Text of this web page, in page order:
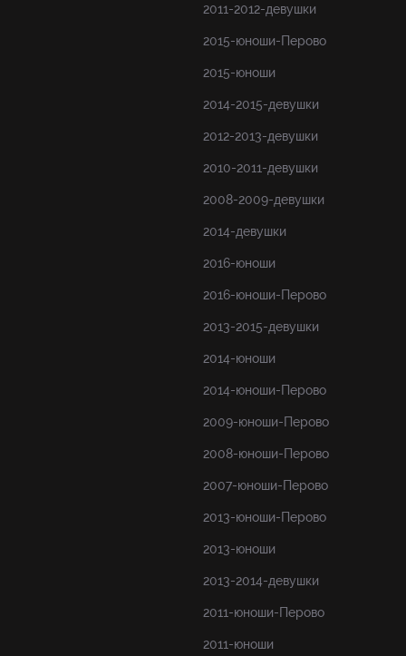
2011-2012-девушки
2015-юноши-Перово
2015-юноши
2014-2015-девушки
2012-2013-девушки
2010-2011-девушки
2008-2009-девушки
2014-девушки
2016-юноши
2016-юноши-Перово
2013-2015-девушки
2014-юноши
2014-юноши-Перово
2009-юноши-Перово
2008-юноши-Перово
2007-юноши-Перово
2013-юноши-Перово
2013-юноши
2013-2014-девушки
2011-юноши-Перово
2011-юноши